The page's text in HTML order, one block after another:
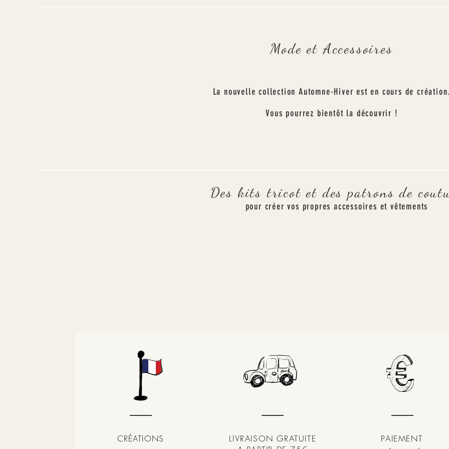
Mode et Accessoires
La nouvelle collection Automne-Hiver est en cours de création.
Vous pourrez bientôt la découvrir !
Des kits tricot et despatrons de
pour créer vos propres accessoires et vêtements
CRÉATIONS
LIVRAISON GRATUITE
PAIEMENT